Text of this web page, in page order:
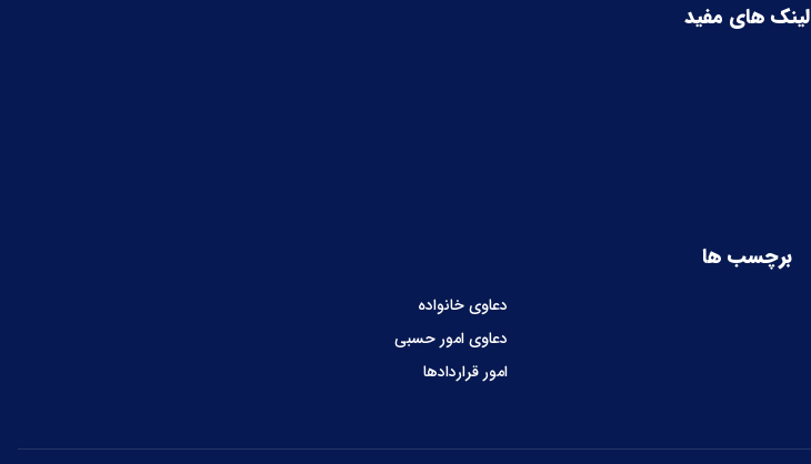
لینک های مفید
برچسب ها
دعاوی خانواده
دعاوی امور حسبی
امور قراردادها